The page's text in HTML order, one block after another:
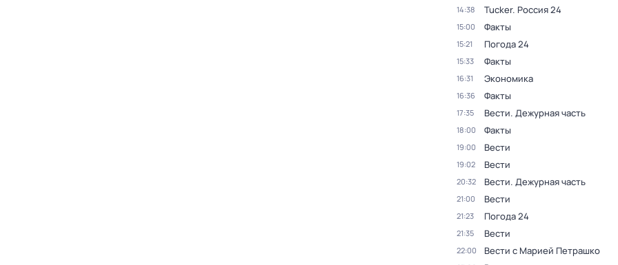
14:38 Tucker. Россия 24
15:00 Факты
15:21 Погода 24
15:33 Факты
16:31 Экономика
16:36 Факты
17:35 Вести. Дежурная часть
18:00 Факты
19:00 Вести
19:02 Вести
20:32 Вести. Дежурная часть
21:00 Вести
21:23 Погода 24
21:35 Вести
22:00 Вести с Марией Петрашко